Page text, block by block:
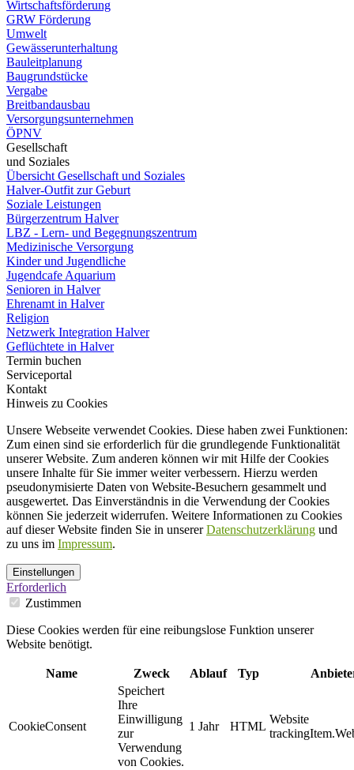
Wirtschaftsförderung
GRW Förderung
Umwelt
Gewässerunterhaltung
Bauleitplanung
Baugrundstücke
Vergabe
Breitbandausbau
Versorgungsunternehmen
ÖPNV
Gesellschaft
und Soziales
Übersicht Gesellschaft und Soziales
Halver-Outfit zur Geburt
Soziale Leistungen
Bürgerzentrum Halver
LBZ - Lern- und Begegnungszentrum
Medizinische Versorgung
Kinder und Jugendliche
Jugendcafe Aquarium
Senioren in Halver
Ehrenamt in Halver
Religion
Netzwerk Integration Halver
Geflüchtete in Halver
Termin buchen
Serviceportal
Kontakt
Hinweis zu Cookies
Unsere Webseite verwendet Cookies. Diese haben zwei Funktionen:
Zum einen sind sie erforderlich für die grundlegende Funktionalität
unserer Website. Zum anderen können wir mit Hilfe der Cookies
unsere Inhalte für Sie immer weiter verbessern. Hierzu werden
pseudonymisierte Daten von Website-Besuchern gesammelt und
ausgewertet. Das Einverständnis in die Verwendung der Cookies
können Sie jederzeit widerrufen. Weitere Informationen zu Cookies
auf dieser Website finden Sie in unsererDatenschutzerklärung und
zu uns im Impressum.
Einstellungen
Erforderlich
Zustimmen
Diese Cookies werden für eine reibungslose Funktion unserer
Website benötigt.
Name Zweck Ablauf Typ
CookieConsent
Speichert
Ihre
Einwilligung
zur
Verwendung
von Cookies.
1 Jahr HTML
Website